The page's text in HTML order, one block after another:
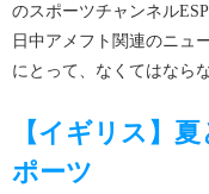
のスポーツチャンネル
日中アメフト関連のニュ
にとって、なくてはなら
【イギリス】
ポーツ